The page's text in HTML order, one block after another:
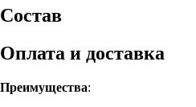
Состав
Оплата и доставка
Преимущества: